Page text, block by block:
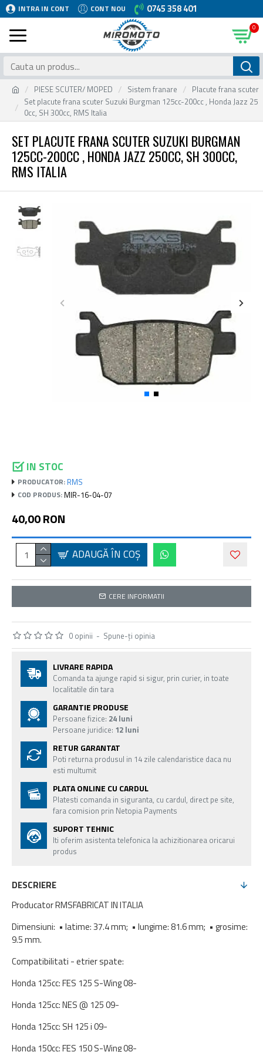
INTRA IN CONT CONT NOU 0745 358 401
0
PIESE SCUTER/ MOPED Sistem franare
Placute frana scuter
Set placute frana scuter Suzuki Burgman 125cc-200cc , Honda Jazz 25
0cc, SH 300cc, RMS Italia
SET PLACUTE FRANA SCUTER SUZUKI BURGMAN
125CC-200CC , HONDA JAZZ 250CC, SH 300CC,
RMS ITALIA
IN STOC
PRODUCATOR: RMS
COD PRODUS: MIR-16-04-07
0 opinii - Spune-ţi opinia
40,00 RON
ADAUGĂ ÎN COŞ
CERE INFORMATII
LIVRARE RAPIDA
Comanda ta ajunge rapid si sigur, prin curier, in toate
localitatile din tara
GARANTIE PRODUSE
Persoane fizice: 24 luni
Persoane juridice: 12 luni
RETUR GARANTAT
Poti returna produsul in 14 zile calendaristice daca nu
esti multumit
PLATA ONLINE CU CARDUL
Platesti comanda in siguranta, cu cardul, direct pe site,
fara comision prin Netopia Payments
SUPORT TEHNIC
Iti oferim asistenta telefonica la achizitionarea oricarui
produs
DESCRIERE
Producator RMSFABRICAT IN ITALIA
Dimensiuni: • latime: 37.4 mm; • lungime: 81.6 mm; • grosime:
9.5 mm.
Compatibilitati - etrier spate:
Honda 125cc: FES 125 S-Wing 08-
Honda 125cc: NES @ 125 09-
Honda 125cc: SH 125 i 09-
Honda 150cc: FES 150 S-Wing 08-